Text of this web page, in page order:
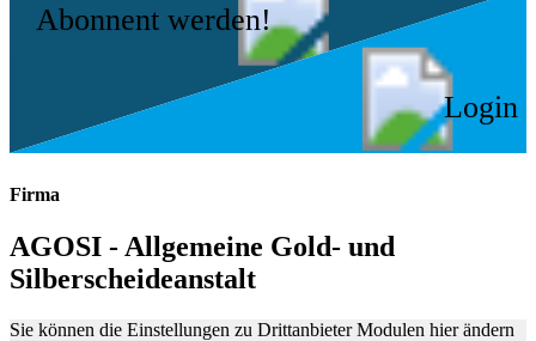
Abonnent werden!
Login
Firma
AGOSI - Allgemeine Gold- und
Silberscheideanstalt
Sie können die Einstellungen zu Drittanbieter Modulen hier ändern